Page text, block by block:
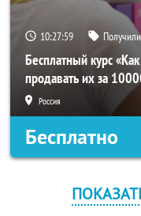
10:27:58
Бесплатный курс
продавать их за
Россия
Бесплатно